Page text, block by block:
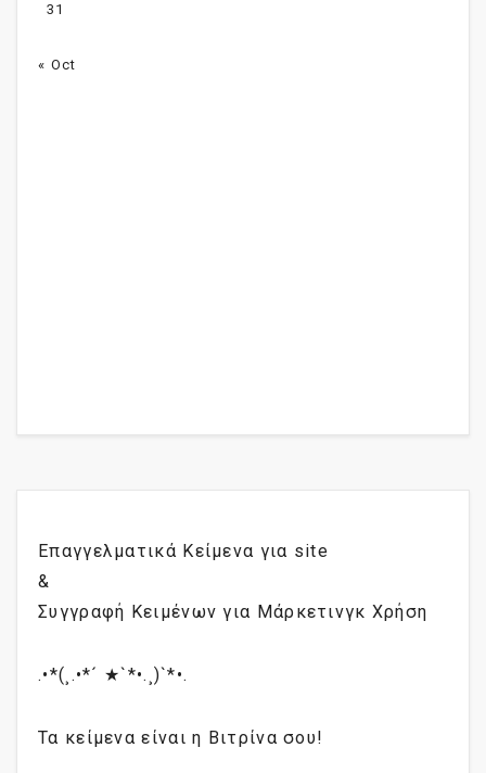
31
« Oct
Επαγγελματικά Κείμενα για site
&
Συγγραφή Κειμένων για Μάρκετινγκ Χρήση
.•*(¸.•*´ ★`*•.¸)`*•.
Τα κείμενα είναι η Βιτρίνα σου!